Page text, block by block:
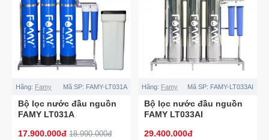
Hãng: Famy Mã SP: FAMY-LT031A
Bộ lọc nước đầu nguồn
FAMY LT031A
17.900.000đ 18.990.000đ
Hãng: Famy Mã SP: FAMY-LT033AI
Bộ lọc nước đầu nguồn
FAMY LT033AI
29.400.000đ